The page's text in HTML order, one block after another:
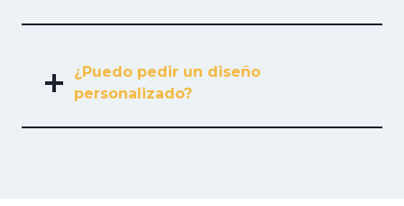
¿Puedo pedir un diseño
personalizado?